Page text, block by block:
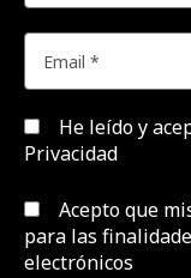
He leído y
Privacidad
Acepto que
para las
electrónicos